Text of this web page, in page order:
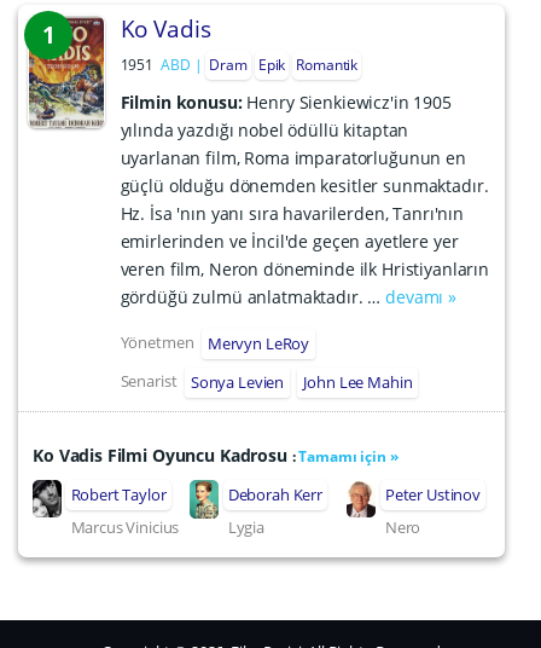
1 Ko Vadis
1951 ABD Dram Epik Romantik
Filmin konusu: Henry Sienkiewicz'in 1905
yılında yazdığı nobel ödüllü kitaptan
uyarlanan film, Roma imparatorluğunun en
güçlü olduğu dönemden kesitler sunmaktadır.
Hz. İsa 'nın yanı sıra havarilerden, Tanrı'nın
emirlerinden ve İncil'de geçen ayetlere yer
veren film, Neron döneminde ilk Hristiyanların
gördüğü zulmü anlatmaktadır. …devamı »
Yönetmen
Mervyn LeRoy
Senarist
Sonya Levien John Lee Mahin
Ko Vadis Filmi Oyuncu Kadrosu :Tamamı için »
Robert Taylor
Marcus Vinicius
Deborah Kerr
Lygia
Peter Ustinov
Nero